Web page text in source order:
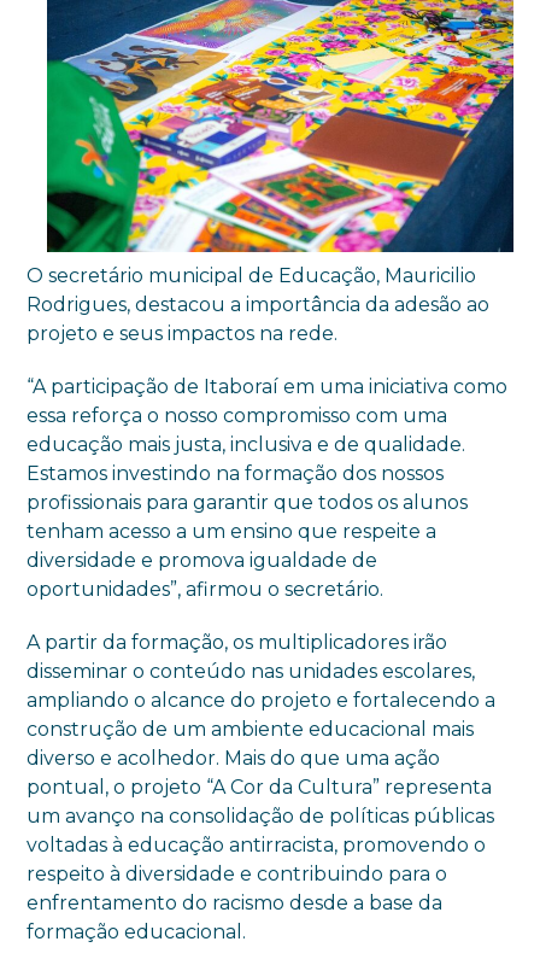
O secretário municipal de Educação, Mauricilio
Rodrigues, destacou a importância da adesão ao
projeto e seus impactos na rede.
“A participação de Itaboraí em uma iniciativa como
essa reforça o nosso compromisso com uma
educação mais justa, inclusiva e de qualidade.
Estamos investindo na formação dos nossos
profissionais para garantir que todos os alunos
tenham acesso a um ensino que respeite a
diversidade e promova igualdade de
oportunidades”, afirmou o secretário.
A partir da formação, os multiplicadores irão
disseminar o conteúdo nas unidades escolares,
ampliando o alcance do projeto e fortalecendo a
construção de um ambiente educacional mais
diverso e acolhedor. Mais do que uma ação
pontual, o projeto “A Cor da Cultura” representa
um avanço na consolidação de políticas públicas
voltadas à educação antirracista, promovendo o
respeito à diversidade e contribuindo para o
enfrentamento do racismo desde a base da
formação educacional.